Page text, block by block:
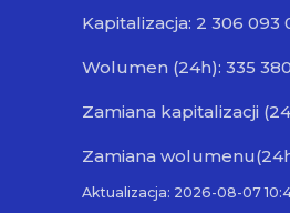
Kapitalizacja: 2 306 093
Wolumen (24h): 335
Zamiana kapitalizacji
Zamiana
Aktualizacja: 2026-08-07